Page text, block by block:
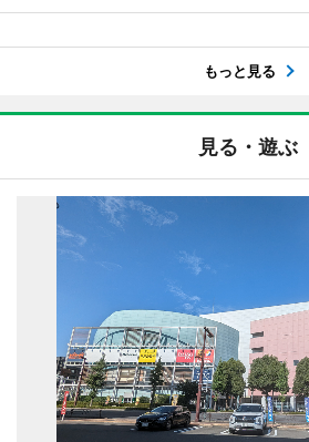
もっと見る
見る・遊ぶ